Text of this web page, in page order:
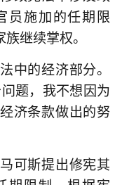
员施加的任期限
继续掌权。
中的经济部分。
题，我不想因为
济条款做出的努
可斯提出修宪其